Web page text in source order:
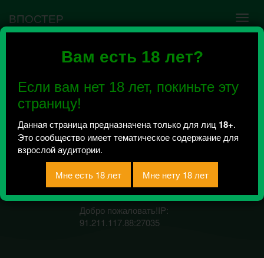
Вам есть 18 лет?
Если вам нет 18 лет, покиньте эту
страницу!
Данная страница предназначена только для лиц 18+.
Это сообщество имеет тематическое содержание для
взрослой аудитории.
ВПОСТЕР
Ошибка VK API #5
сообщества нужно авторизоваться на сервисе
повторно.
Позитивный Паблик
18+
Всего 0, за сегодня 0 сообщений
отправлено / Рейтинг 0
Добро пожаловать!IP:
91.211.117.88:27035